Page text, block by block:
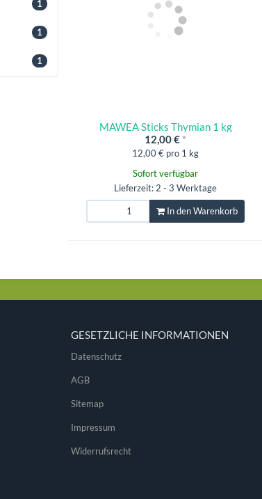
MAWEA Sticks Thymian 1 kg
12,00 € *
12,00 € pro 1 kg
Sofort verfügbar
Lieferzeit: 2 - 3 Werktage
In den Warenkorb
1
1
1
GESETZLICHE INFORMATIONEN
Datenschutz
AGB
Sitemap
Impressum
Widerrufsrecht